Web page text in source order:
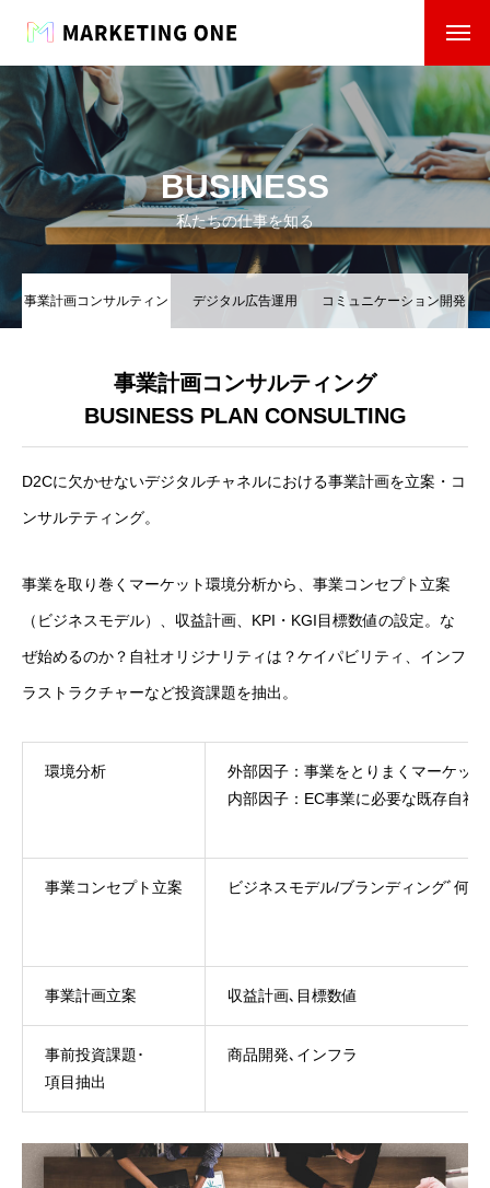
BUSINESS
私たちの仕事を知る
事業計画コンサルティン デジタル広告運用 コミュニケーション開発
事業計画コンサルティング
BUSINESS PLAN CONSULTING
D2Cに欠かせないデジタルチャネルにおける事業計画を立案・コ
ンサルテティング。
事業を取り巻くマーケット環境分析から、事業コンセプト立案
（ビジネスモデル）、収益計画、KPI・KGI目標数値の設定。な
ぜ始めるのか？自社オリジナリティは？ケイパビリティ、インフ
ラストラクチャーなど投資課題を抽出。
環境分析
外部因子：事業をとりまくマーケッ
内部因子：EC事業に必要な既存自社
事業コンセプト立案 ビジネスモデル/ブランディングﾞ何
事業計画立案 収益計画､目標数値
事前投資課題･
項目抽出
商品開発､インフラ